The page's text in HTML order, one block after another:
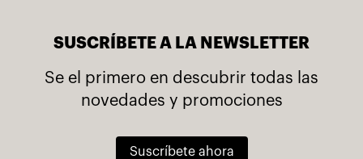
SUSCRÍBETE A LA NEWSLETTER
Se el primero en descubrir todas las
novedades y promociones
Suscríbete ahora